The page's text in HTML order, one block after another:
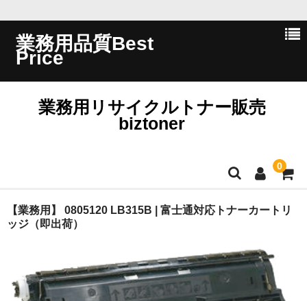
業務用品質Best
Price
業務用リサイクルトナー販売
biztoner
0
ホーム
問い合わせ
【業務用】 0805120 LB315B | 富士通対応トナーカートリ
ッジ（即出荷）